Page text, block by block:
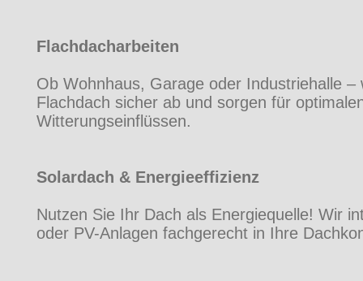
Flachdacharbeiten
Ob Wohnhaus, Garage oder Industriehalle –
Flachdach sicher ab und sorgen für
Witterungseinflüssen.
Solardach & Energieeffizienz
Nutzen Sie Ihr Dach als Energiequelle! Wir
oder PV-Anlagen fachgerecht in Ihre